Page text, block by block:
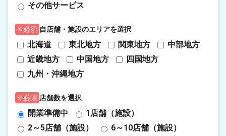
その他サービス
必須 自店舗・施設のエリアを選択
北海道 東北地方 関東地方
中部地方
近畿地方
中国地方
四国地方
九州・沖縄地方
必須 店舗数を選択
開業準備中
1店舗（施設）
2～5店舗（施設）
6～10店舗（施設）